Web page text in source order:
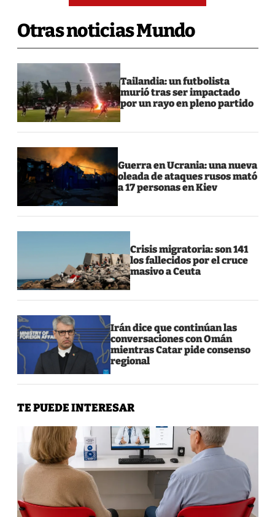
Otras noticias Mundo
Tailandia: un futbolista
murió tras ser impactado
por un rayo en pleno partido
Guerra en Ucrania: una nueva
oleada de ataques rusos mató
a 17 personas en Kiev
Crisis migratoria: son 141
los fallecidos por el cruce
masivo a Ceuta
Irán dice que continúan las
conversaciones con Omán
mientras Catar pide consenso
regional
TE PUEDE INTERESAR